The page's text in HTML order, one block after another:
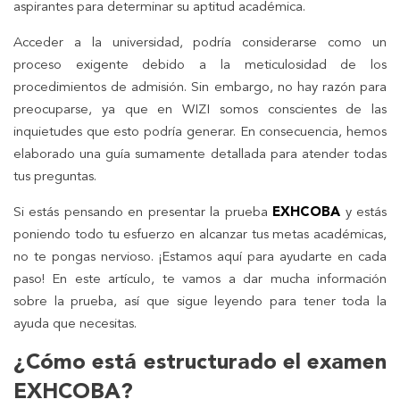
aspirantes para determinar su aptitud académica.
Acceder a la universidad, podría considerarse como un
proceso exigente debido a la meticulosidad de los
procedimientos de admisión. Sin embargo, no hay razón para
preocuparse, ya que en WIZI somos conscientes de las
inquietudes que esto podría generar. En consecuencia, hemos
elaborado una guía sumamente detallada para atender todas
tus preguntas.
Si estás pensando en presentar la prueba EXHCOBA y estás
poniendo todo tu esfuerzo en alcanzar tus metas académicas,
no te pongas nervioso. ¡Estamos aquí para ayudarte en cada
paso! En este artículo, te vamos a dar mucha información
sobre la prueba, así que sigue leyendo para tener toda la
ayuda que necesitas.
¿Cómo está estructurado el examen
EXHCOBA?